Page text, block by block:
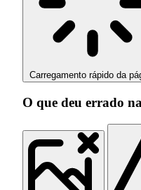
Carregamento rápido da
O que deu errado